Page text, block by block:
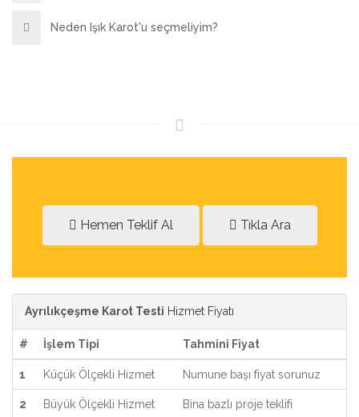
Neden Işık Karot'u seçmeliyim?
Hemen Teklif Al Tıkla Ara
Ayrılıkçeşme Karot Testi Hizmet Fiyatı
# İşlem Tipi Tahmini Fiyat
1 Küçük Ölçekli Hizmet Numune başı fiyat sorunuz
2 Büyük Ölçekli Hizmet Bina bazlı proje teklifi